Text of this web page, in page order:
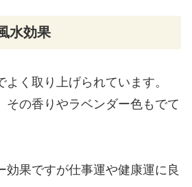
水効果
よく取り上げられています。
その香りやラベンダー色もでて
効果ですが仕事運や健康運に良